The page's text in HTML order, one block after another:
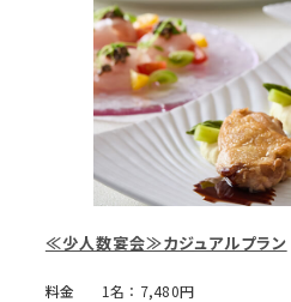
≪少人数宴会≫カジュアルプラン
料金
1名：7,480円